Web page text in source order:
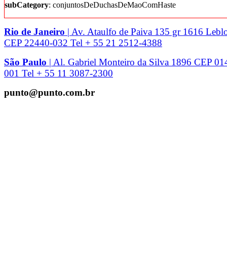
subCategory: conjuntosDeDuchasDeMaoComHaste
Rio de Janeiro | Av. Ataulfo de Paiva 135 gr 1616
CEP 22440-032 Tel + 55 21 2512-4388
São Paulo | Al. Gabriel Monteiro da Silva 1896 CEP
001 Tel + 55 11 3087-2300
punto@punto.com.br